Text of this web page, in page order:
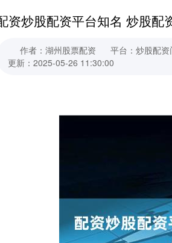
资炒股配资平台知名 炒股配
作者：湖州股票配资 平台：炒股配资
更新：2025-05-26 11:30:00